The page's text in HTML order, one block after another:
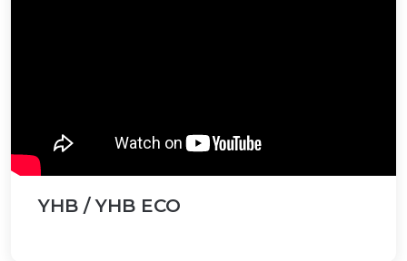
YHB / YHB ECO